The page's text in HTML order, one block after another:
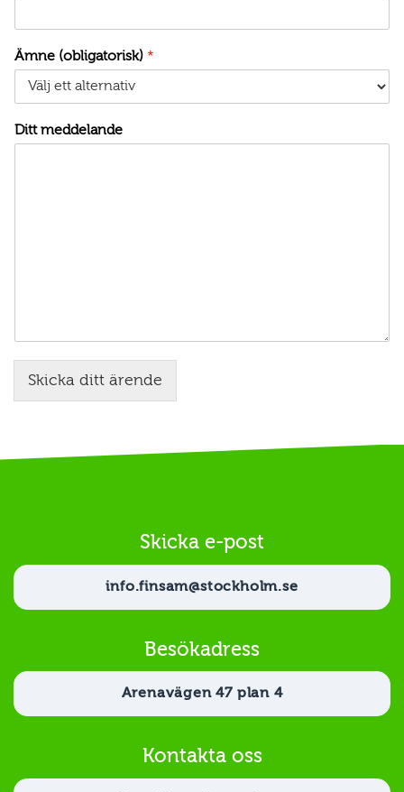
Ämne (obligatorisk) *
Ditt meddelande
Skicka ditt ärende
Skicka e-post
info.finsam@stockholm.se
Besökadress
Arenavägen 47 plan 4
Kontakta oss